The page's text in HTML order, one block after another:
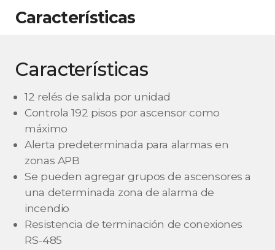
Características
Características
12 relés de salida por unidad
Controla 192 pisos por ascensor como
máximo
Alerta predeterminada para alarmas en
zonas APB
Se pueden agregar grupos de ascensores a
una determinada zona de alarma de
incendio
Resistencia de terminación de conexiones
RS-485